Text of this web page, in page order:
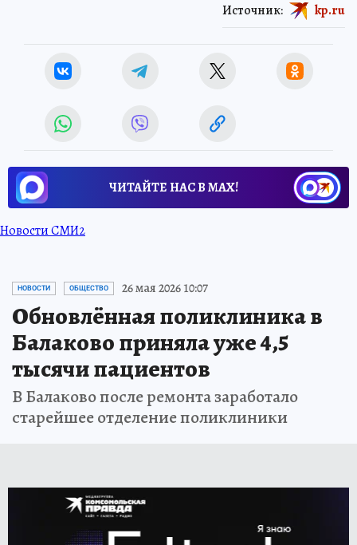
Источник: kp.ru
ЧИТАЙТЕ НАС В МАХ!
Новости СМИ2
НОВОСТИ ОБЩЕСТВО 26 мая 2026 10:07
Обновлённая поликлиника в
Балаково приняла уже 4,5
тысячи пациентов
В Балаково после ремонта заработало
старейшее отделение поликлиники